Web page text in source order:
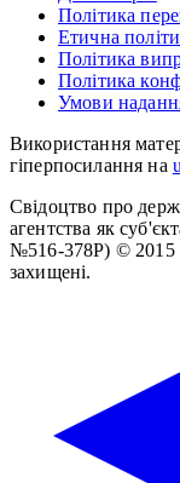
Політика
Етична
Політика
Політика
Умови
Використання
гіперпосилання на
Свідоцтво про
агентства як
№516-378Р) © 2015
захищені.